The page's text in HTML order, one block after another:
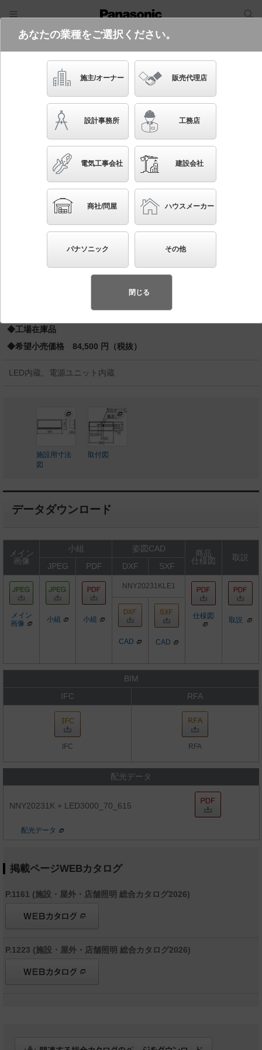
電気・建築設備（ビジネス）
フリーワード
品番・キーワード
かんたん照度計算
NNY20231K LE1
壁直付型 LED（電球色） ブラケット 通路用・横
長・対称配光 防雨型 AreaLux（エリアルクス） パ
ネル付型 コンパクト形蛍光灯FHT42形1灯器具相当
（省エネ・デザイン性・配光制御など様々なご
◆工場在庫品
◆希望小売価格 84,500 円（税抜）
LED内蔵、電源ユニット内蔵
施設用寸法
図
取付図
データダウンロード
メイン
画像
小組 姿図CAD
商品
仕様図
取説
JPEG
PDF DXF SXF
メイン
画像
小組 小組
NNY20231KLE1
仕様図 取説
CAD CAD
BIM
IFC
RFA
IFC RFA
配光データ
NNY20231K + LED3000_70_615
配光データ
掲載ページWEBカタログ
P.1161 (施設・屋外・店舗照明 総合カタログ2026)
P.1223 (施設・屋外・店舗照明 総合カタログ2026)
あなたの業種をご選択ください。
施主/オーナー 販売代理店
設計事務所 工務店
電気工事会社 建設会社
商社/問屋 ハウスメーカー
パナソニック その他
閉じる